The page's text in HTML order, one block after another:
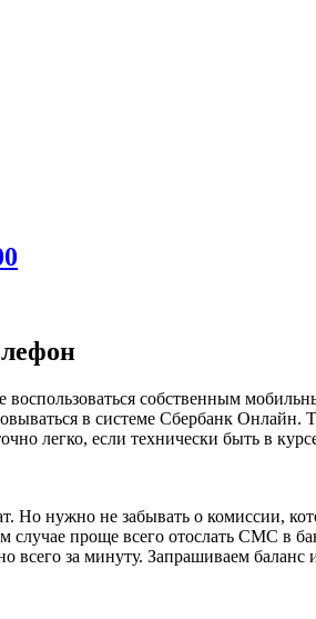
собственным
в системе Сбербанк Онлайн.
легко, если технически быть в
Но нужно не забывать о комиссии,
случае проще всего отослать СМС в
за минуту. Запрашиваем баланс